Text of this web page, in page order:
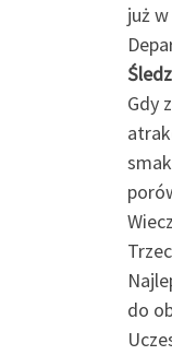
już
Gdy
do